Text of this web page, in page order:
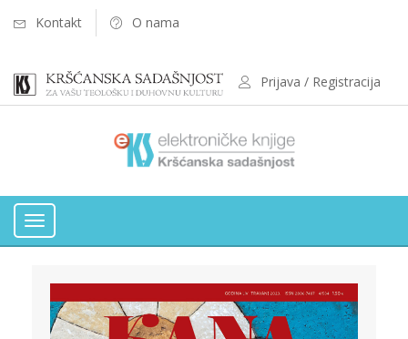
Kontakt O nama
Prijava / Registracija
Toggle